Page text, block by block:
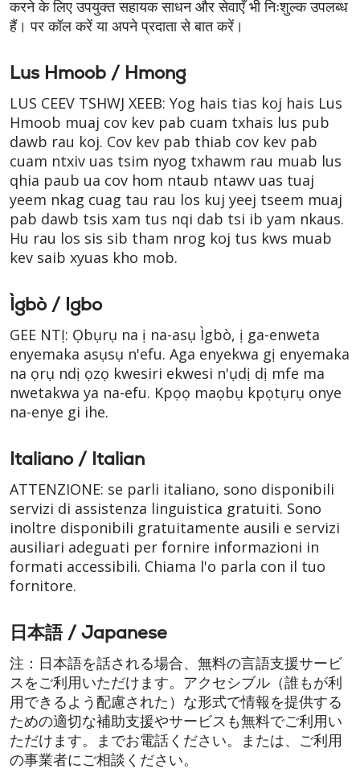
करने के लिए उपयुक्त सहायक साधन और सेवाएँ भी निःशुल्क उपलब्ध
हैं। पर कॉल करें या अपने प्रदाता से बात करें।
Lus Hmoob / Hmong
LUS CEEV TSHWJ XEEB: Yog hais tias koj hais Lus
Hmoob muaj cov kev pab cuam txhais lus pub
dawb rau koj. Cov kev pab thiab cov kev pab
cuam ntxiv uas tsim nyog txhawm rau muab lus
qhia paub ua cov hom ntaub ntawv uas tuaj
yeem nkag cuag tau rau los kuj yeej tseem muaj
pab dawb tsis xam tus nqi dab tsi ib yam nkaus.
Hu rau los sis sib tham nrog koj tus kws muab
kev saib xyuas kho mob.
Ìgbò / Igbo
GEE NTỊ: Ọbụrụ na ị na-asụ Ìgbò, ị ga-enweta
enyemaka asụsụ n'efu. Aga enyekwa gị enyemaka
na ọrụ ndị ọzọ kwesiri ekwesi n'ụdị dị mfe ma
nwetakwa ya na-efu. Kpọọ maọbụ kpọtụrụ onye
na-enye gi ihe.
Italiano / Italian
ATTENZIONE: se parli italiano, sono disponibili
servizi di assistenza linguistica gratuiti. Sono
inoltre disponibili gratuitamente ausili e servizi
ausiliari adeguati per fornire informazioni in
formati accessibili. Chiama l'o parla con il tuo
fornitore.
日本語 / Japanese
注：日本語を話される場合、無料の言語支援サービ
スをご利用いただけます。アクセシブル（誰もが利
用できるよう配慮された）な形式で情報を提供する
ための適切な補助支援やサービスも無料でご利用い
ただけます。までお電話ください。または、ご利用
の事業者にご相談ください。